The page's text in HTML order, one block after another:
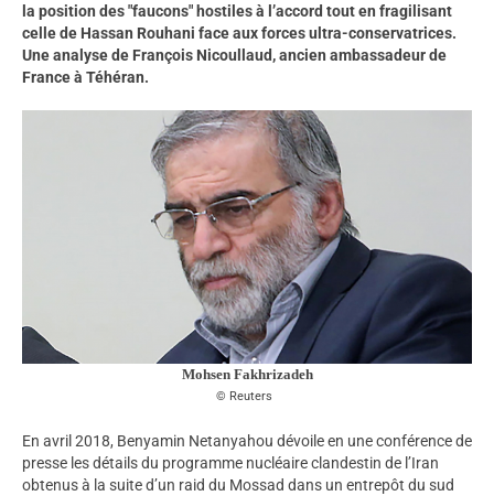
la position des "faucons" hostiles à l’accord tout en fragilisant
celle de Hassan Rouhani face aux forces ultra-conservatrices.
Une analyse de François Nicoullaud, ancien ambassadeur de
France à Téhéran.
Mohsen Fakhrizadeh
Reuters
En avril 2018, Benyamin Netanyahou dévoile en une conférence de
presse les détails du programme nucléaire clandestin de l’Iran
obtenus à la suite d’un raid du Mossad dans un entrepôt du sud